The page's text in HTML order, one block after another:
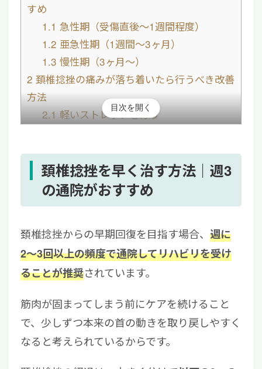
すめ
1.1 急性期（受傷直後〜1週間程度）
1.2 亜急性期（1週間～3ヶ月）
1.3 慢性期（3ヶ月～）
2 頚椎捻挫の痛みが落ち着いたら行うべき改善
方法
2.1軽いストレッチを行う
運動）
3 頚椎捻挫を早く治すために避けるべき行動
頚椎捻挫に対する治療法
う！
目次を開く
頚椎捻挫を早く治す方法｜週3
の通院がおすすめ
頚椎捻挫からの早期回復を目指す場合、 週に
2〜3回以上の頻度で通院してリハビリを受け
ることが推奨されています。
筋肉が固まってしまう前にケアを続けること
で、少しずつ本来の首の動きを取り戻しやすく
なると考えられているからです。